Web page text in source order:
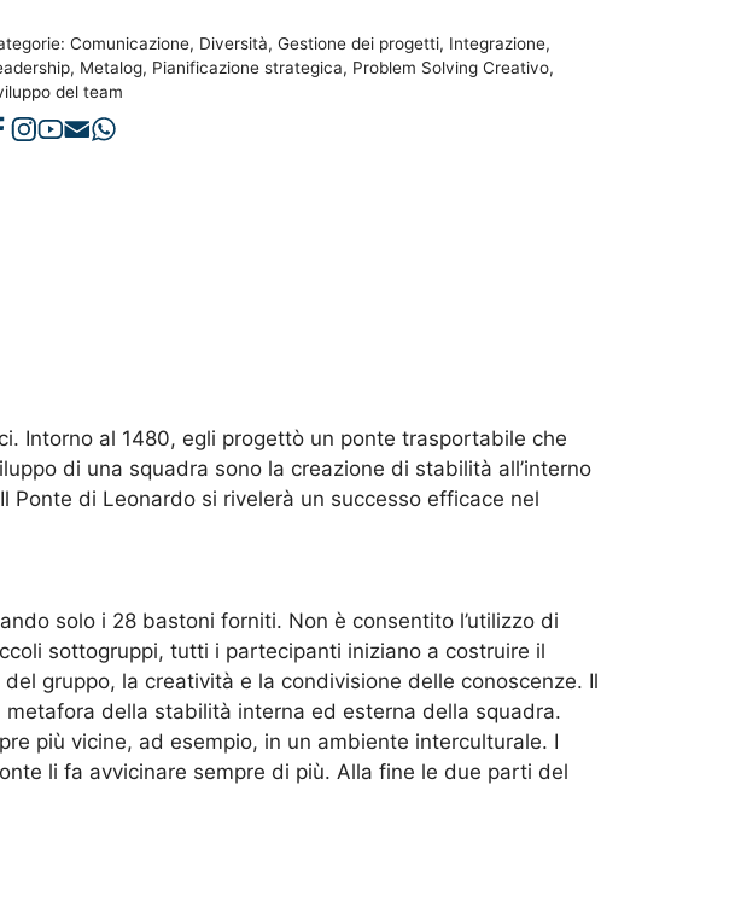
Comunicazione, Diversità, Gestione dei progetti, Integrazione,
, Metalog, Pianificazione strategica, Problem Solving Creativo,
del team
Intorno al 1480, egli progettò un ponte trasportabile che
di una squadra sono la creazione di stabilità all’interno
di Leonardo si rivelerà un successo efficace nel
solo i 28 bastoni forniti. Non è consentito l’utilizzo di
sottogruppi, tutti i partecipanti iniziano a costruire il
gruppo, la creatività e la condivisione delle conoscenze. Il
della stabilità interna ed esterna della squadra.
più vicine, ad esempio, in un ambiente interculturale. I
li fa avvicinare sempre di più. Alla fine le due parti del